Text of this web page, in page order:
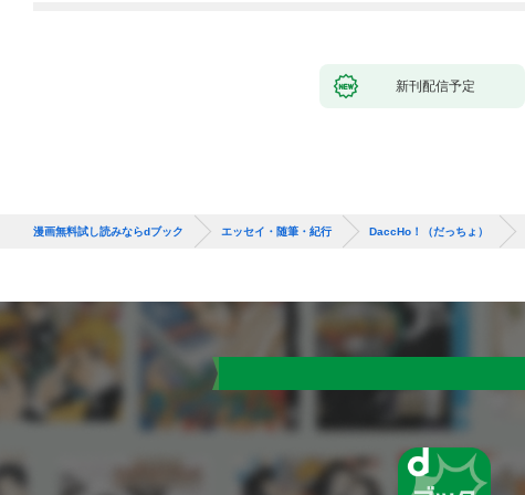
新刊配信予定
漫画無料試し読みならdブック エッセイ・随筆・紀行 DaccHo！（だっちょ）